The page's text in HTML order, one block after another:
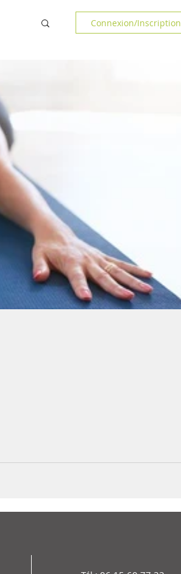
Connexion/Inscription